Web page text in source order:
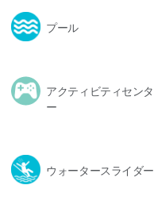
プール
アクティビティセンタ
ー
ウォータースライダー